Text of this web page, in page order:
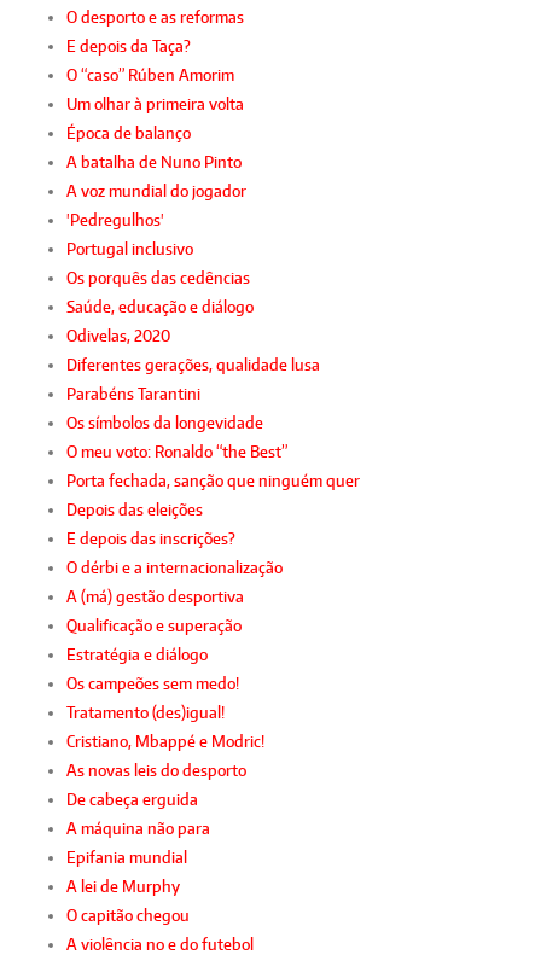
O desporto e as reformas
E depois da Taça?
O “caso” Rúben Amorim
Um olhar à primeira volta
Época de balanço
A batalha de Nuno Pinto
A voz mundial do jogador
'Pedregulhos'
Portugal inclusivo
Os porquês das cedências
Saúde, educação e diálogo
Odivelas, 2020
Diferentes gerações, qualidade lusa
Parabéns Tarantini
Os símbolos da longevidade
O meu voto: Ronaldo “the Best”
Porta fechada, sanção que ninguém quer
Depois das eleições
E depois das inscrições?
O dérbi e a internacionalização
A (má) gestão desportiva
Qualificação e superação
Estratégia e diálogo
Os campeões sem medo!
Tratamento (des)igual!
Cristiano, Mbappé e Modric!
As novas leis do desporto
De cabeça erguida
A máquina não para
Epifania mundial
A lei de Murphy
O capitão chegou
A violência no e do futebol